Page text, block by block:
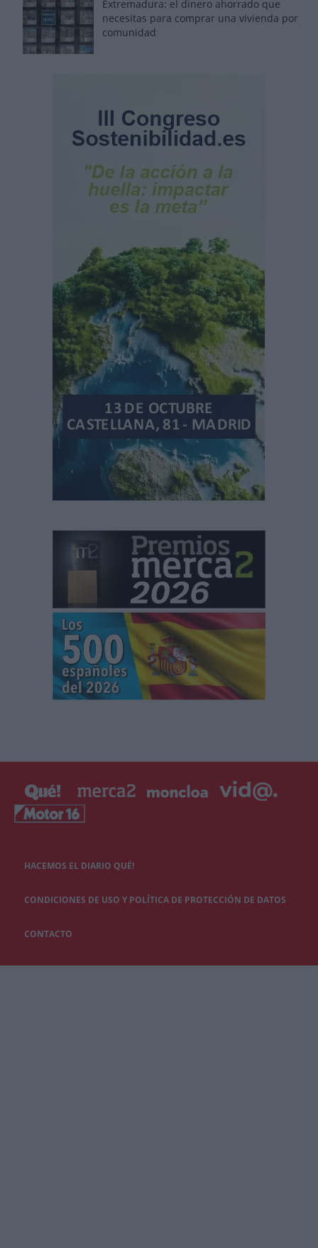
Extremadura: el dinero ahorrado que
necesitas para comprar una vivienda por
comunidad
HACEMOS EL DIARIO QUÉ!
CONDICIONES DE USO Y POLÍTICA DE PROTECCIÓN DE DATOS
CONTACTO